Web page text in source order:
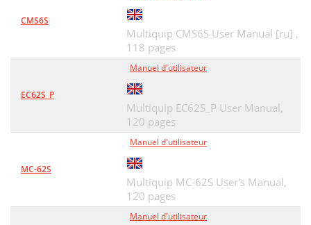
CMS6S
Multiquip CMS6S User Manual [ru] ,
118 pages
EC62S_P
Manuel d'utilisateur
Multiquip EC62S_P User Manual,
120 pages
MC-62S
Manuel d'utilisateur
Multiquip MC-62S User's Manual,
120 pages
Manuel d'utilisateur